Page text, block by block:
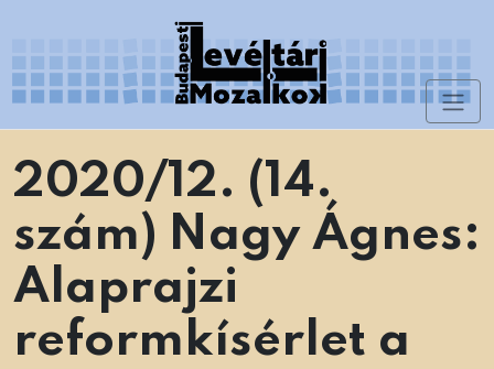
content
2020/12. (14.
szám) Nagy Ágnes:
Alaprajzi
reformkísérlet a